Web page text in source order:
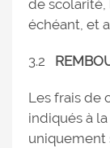
de scolarité,
échéant, et
3.2
Les frais de
indiqués à
uniquement